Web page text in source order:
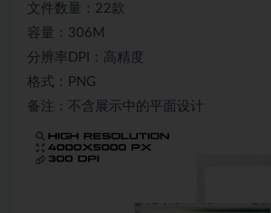
文件数量：22款
容量：306M
分辨率DPI：高精度
格式：PNG
备注：不含展示中的平面设计